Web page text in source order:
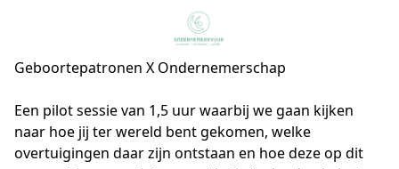
Geboortepatronen X Ondernemerschap
Een pilot sessie van 1,5 uur waarbij we gaan kijken
naar hoe jij ter wereld bent gekomen, welke
overtuigingen daar zijn ontstaan en hoe deze op dit